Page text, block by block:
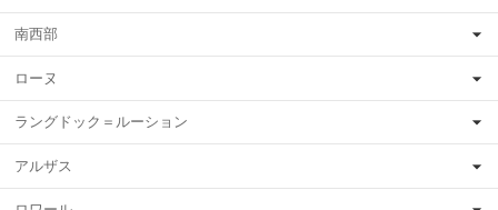
南西部
ローヌ
ラングドック＝ルーション
アルザス